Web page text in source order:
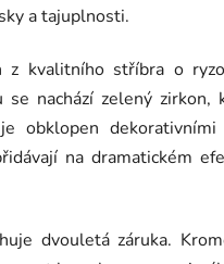
a tajuplnosti.
z kvalitního stříbra o
nachází zelený zirkon,
obklopen
na dramatickém
dvouletá záruka.